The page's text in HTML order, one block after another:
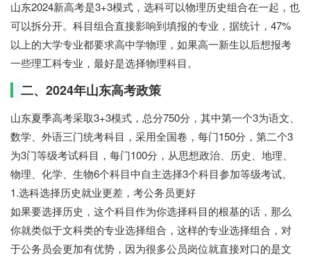
山东2024新高考是3+3模式，选科可以物理历史组合在一起，也
可以拆分开。科目组合直接影响到填报的专业，据统计，47%
以上的大学专业都要求高中学物理，如果高一新生以后想报考
一些理工科专业，最好是选择物理科目。
二、2024年山东高考政策
山东夏季高考采取3+3模式，总分750分，其中第一个3为语文、
数学、外语三门统考科目，采用全国卷，每门150分，第二个3
为3门等级考试科目，每门100分，从思想政治、历史、地理、
物理、化学、生物6个科目中自主选择3个科目参加等级考试。
1.选科选择历史就业更差，考公务员更好
如果要选择历史，这个科目作为你选择科目的根基的话，那么
你就类似于文科类的专业选择组合，这样的专业选择组合，对
于公务员会更加有优势，因为很多公员岗位就直接对口的是文